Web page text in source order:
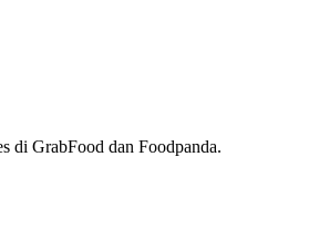
di GrabFood dan Foodpanda.